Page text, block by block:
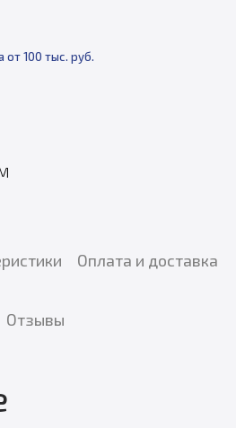
от 100 тыс. руб.
Оплата и доставка
Отзывы